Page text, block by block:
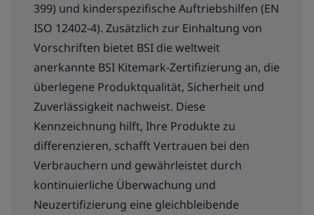
399) und kinderspezifische Auftriebshilfen (EN
ISO 12402-4). Zusätzlich zur Einhaltung von
Vorschriften bietet BSI die weltweit
anerkannte BSI Kitemark-Zertifizierung an, die
überlegene Produktqualität, Sicherheit und
Zuverlässigkeit nachweist. Diese
Kennzeichnung hilft, Ihre Produkte zu
differenzieren, schafft Vertrauen bei den
Verbrauchern und gewährleistet durch
kontinuierliche Überwachung und
Neuzertifizierung eine gleichbleibende